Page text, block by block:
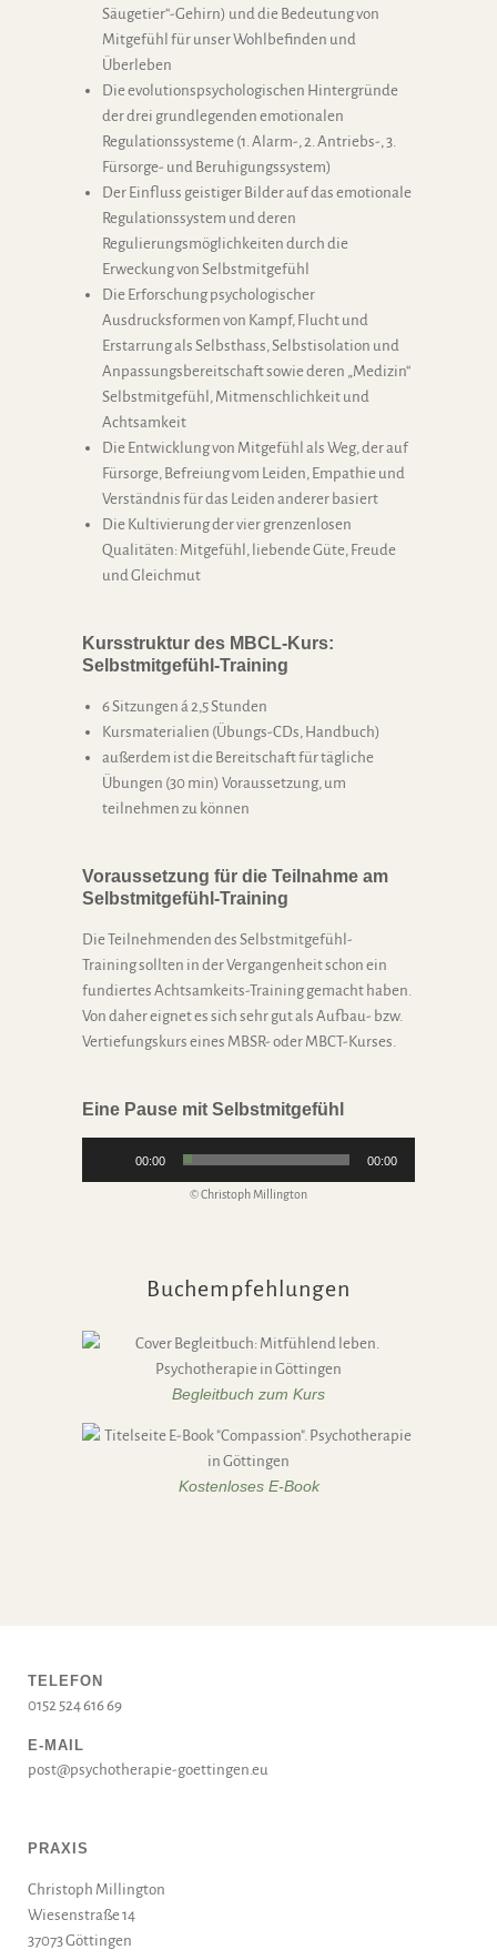
Säugetier“-Gehirn) und die Bedeutung von
Mitgefühl für unser Wohlbefinden und
Überleben
Die evolutionspsychologischen Hintergründe
der drei grundlegenden emotionalen
Regulationssysteme (1. Alarm-, 2. Antriebs-, 3.
Fürsorge- und Beruhigungssystem)
Der Einfluss geistiger Bilder auf das emotionale
Regulationssystem und deren
Regulierungsmöglichkeiten durch die
Erweckung von Selbstmitgefühl
Die Erforschung psychologischer
Ausdrucksformen von Kampf, Flucht und
Erstarrung als Selbsthass, Selbstisolation und
Anpassungsbereitschaft sowie deren „Medizin“
Selbstmitgefühl, Mitmenschlichkeit und
Achtsamkeit
Die Entwicklung von Mitgefühl als Weg, der auf
Fürsorge, Befreiung vom Leiden, Empathie und
Verständnis für das Leiden anderer basiert
Die Kultivierung der vier grenzenlosen
Qualitäten: Mitgefühl, liebende Güte, Freude
und Gleichmut
Kursstruktur des MBCL-Kurs:
Selbstmitgefühl-Training
6 Sitzungen á 2,5 Stunden
Kursmaterialien (Übungs-CDs, Handbuch)
außerdem ist die Bereitschaft für tägliche
Übungen (30 min) Voraussetzung, um
teilnehmen zu können
Voraussetzung für die Teilnahme am
Selbstmitgefühl-Training
Die Teilnehmenden des Selbstmitgefühl-
Training sollten in der Vergangenheit schon ein
fundiertes Achtsamkeits-Training gemacht haben.
Von daher eignet es sich sehr gut als Aufbau- bzw.
Vertiefungskurs eines MBSR- oder MBCT-Kurses.
Eine Pause mit Selbstmitgefühl
00:00 00:00
© Christoph Millington
Buchempfehlungen
Begleitbuch zum Kurs
Kostenloses E-Book
TELEFON
0152 524 616 69
E-MAIL
post@psychotherapie-goettingen.eu
PRAXIS
Christoph Millington
Wiesenstraße 14
37073 Göttingen